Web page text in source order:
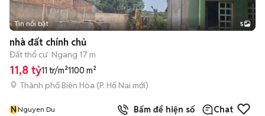
Tin nổi bật 5
nhà đất chính chủ
Đất thổ cư Ngang 17 m
11,8 tỷ11 tr/m²1100 m²
Thành phố Biên Hòa (P. Hố Nai mới)
NNguyen Du Bấm để hiện số Chat